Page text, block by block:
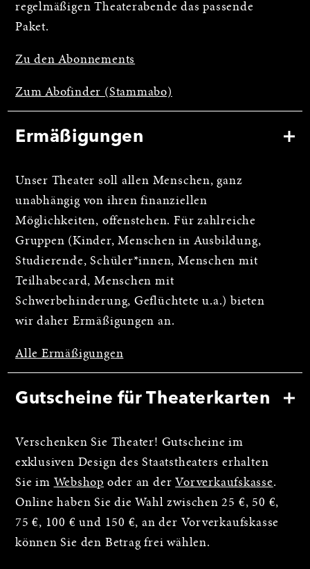
regelmäßigen Theaterabende das passende
Paket.
Zu den Abonnements
Zum Abofinder (Stammabo)
Ermäßigungen
Unser Theater soll allen Menschen, ganz
unabhängig von ihren finanziellen
Möglichkeiten, offenstehen. Für zahlreiche
Gruppen (Kinder, Menschen in Ausbildung,
Studierende, Schüler*innen, Menschen mit
Teilhabecard, Menschen mit
Schwerbehinderung, Geflüchtete u.a.) bieten
wir daher Ermäßigungen an.
Alle Ermäßigungen
Gutscheine für Theaterkarten
Verschenken Sie Theater! Gutscheine im
exklusiven Design des Staatstheaters erhalten
Sie im Webshop oder an der Vorverkaufskasse.
Online haben Sie die Wahl zwischen 25 €, 50 €,
75 €, 100 € und 150 €, an der Vorverkaufskasse
können Sie den Betrag frei wählen.